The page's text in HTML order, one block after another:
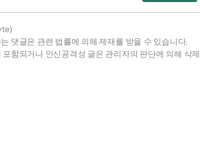
댓글은 관련 법률에 의해 제재를 받을 수 있습니다.
함되거나 인신공격성 글은 관리자의 판단에 의해 삭제